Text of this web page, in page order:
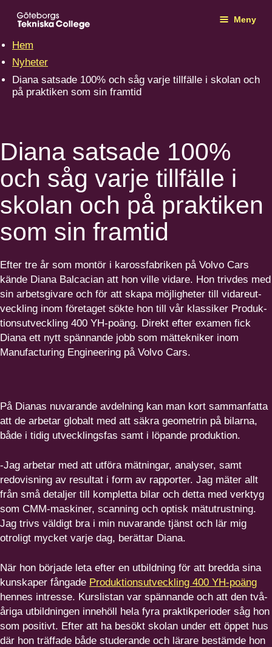
Meny
Hem
Nyheter
Diana satsade 100% och såg varje tillfälle i skolan och
på praktiken som sin framtid
Diana satsade 100%
och såg varje tillfälle i
skolan och på praktiken
som sin framtid
Efter tre år som montör i kaross­fa­briken på Volvo Cars
kände Diana Balcacian att hon ville vidare. Hon trivdes med
sin arbets­givare och för att skapa möjligheter till vidare­ut­
veckling inom företaget sökte hon till vår klassiker Produk­
tions­ut­veckling 400 YH-poäng. Direkt efter examen fick
Diana ett nytt spännande jobb som mättekniker inom
Manufacturing Engineering på Volvo Cars.
På Dianas nuvarande avdelning kan man kort sammanfatta
att de arbetar globalt med att säkra geometrin på bilarna,
både i tidig utvecklingsfas samt i löpande produktion.
-Jag arbetar med att utföra mätningar, analyser, samt
redovisning av resultat i form av rapporter. Jag mäter allt
från små detaljer till kompletta bilar och detta med verktyg
som CMM-maskiner, scanning och optisk mätutrustning.
Jag trivs väldigt bra i min nuvarande tjänst och lär mig
otroligt mycket varje dag, berättar Diana.
När hon började leta efter en utbildning för att bredda sina
kunskaper fångade Produktionsutveckling 400 YH-poäng
hennes intresse. Kurslistan var spännande och att den två-
åriga utbildningen innehöll hela fyra praktikperioder såg hon
som positivt. Efter att ha besökt skolan under ett öppet hus
där hon träffade både studerande och lärare bestämde hon